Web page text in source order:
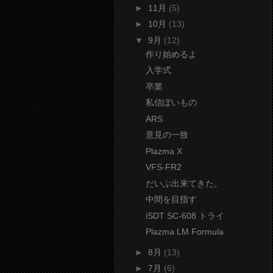
► 11月 (5)
► 10月 (13)
▼ 9月 (12)
作り始めるよ
入学式
卒業
私信ぽいもの
ARS
意見の一致
Plazma X
VFS-FR2
だいぶ出来てきた。
中間を目指す
iSDT SC-608 トライ
Plazma LM Formula
► 8月 (13)
► 7月 (6)